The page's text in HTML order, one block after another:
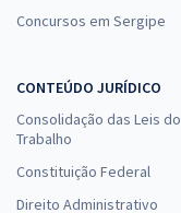
Concursos em Sergipe
CONTEÚDO JURÍDICO
Consolidação das Leis do
Trabalho
Constituição Federal
Direito Administrativo